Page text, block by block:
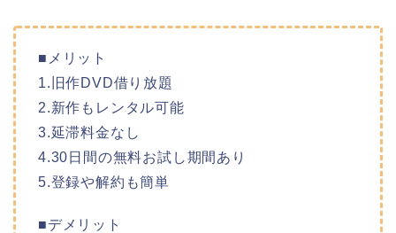
■メリット
1.旧作DVD借り放題
2.新作もレンタル可能
3.延滞料金なし
4.30日間の無料お試し期間あり
5.登録や解約も簡単
■デメリット